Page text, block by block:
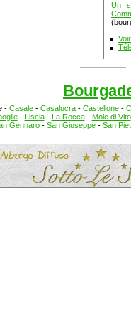
Un
- Casale - Casalucra - Castellone -
- Liscia- La Rocca- Mole di Vito
Gennaro - San Giuseppe - San